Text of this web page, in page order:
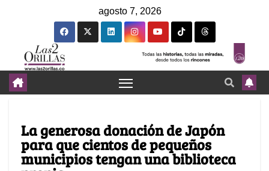
agosto 7, 2026
La generosa donación de Japón
para que cientos de pequeños
municipios tengan una biblioteca